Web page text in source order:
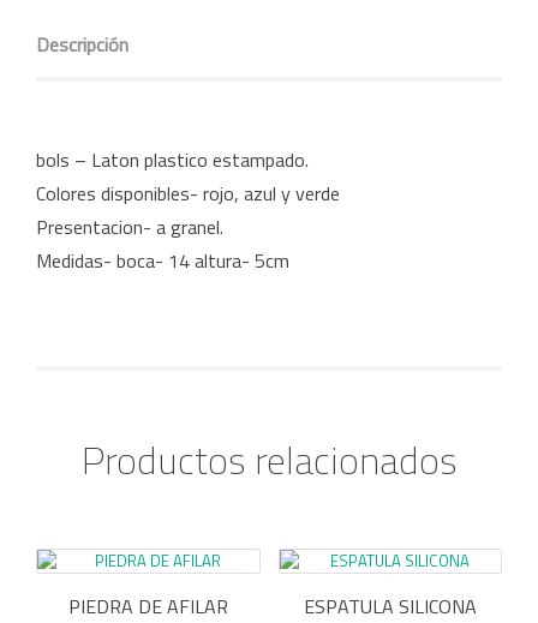
Descripción
bols – Laton plastico estampado.
Colores disponibles- rojo, azul y verde
Presentacion- a granel.
Medidas- boca- 14 altura- 5cm
Productos relacionados
PIEDRA DE AFILAR ESPATULA SILICONA